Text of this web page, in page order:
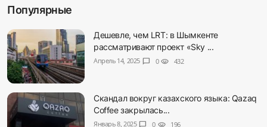
Популярные
Дешевле, чем LRT: в Шымкенте
рассматривают проект «Sky ...
Апрель 14, 2025 chat_bubble 0 visibility 432
Скандал вокруг казахского языка: Qazaq
Coffee закрылась...
Январь 8, 2025 chat_bubble 0 visibility 196